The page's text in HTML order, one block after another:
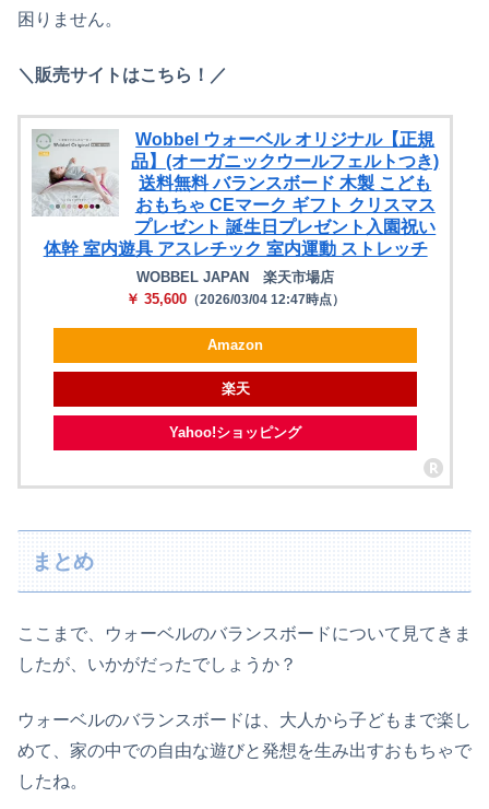
困りません。
＼販売サイトはこちら！／
Wobbel ウォーベル オリジナル【正規
品】(オーガニックウールフェルトつき)
送料無料 バランスボード 木製 こども
おもちゃ CEマーク ギフト クリスマス
プレゼント 誕生日プレゼント入園祝い
体幹 室内遊具 アスレチック 室内運動 ストレッチ
WOBBEL JAPAN 楽天市場店
￥ 35,600 （2026/03/04 12:47時点）
Amazon
楽天
Yahoo!ショッピング
まとめ
ここまで、ウォーベルのバランスボードについて見てきま
したが、いかがだったでしょうか？
ウォーベルのバランスボードは、大人から子どもまで楽し
めて、家の中での自由な遊びと発想を生み出すおもちゃで
したね。